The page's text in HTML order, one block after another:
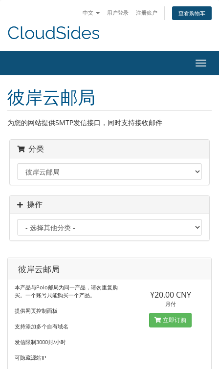
中文 用户登录 注册账户 查看购物车
CloudSides
彼岸云邮局
为您的网站提供SMTP发信接口，同时支持接收邮件
分类
操作
彼岸云邮局
本产品与Polo邮局为同一产品，请勿重复购
买。一个账号只能购买一个产品。
提供网页控制面板
支持添加多个自有域名
发信限制3000封/小时
可隐藏源站IP
¥20.00 CNY
月付
立即订购